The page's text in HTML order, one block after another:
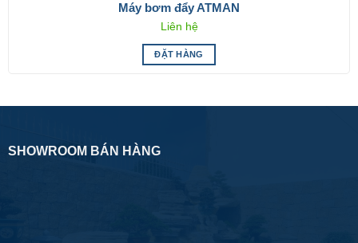
Máy bơm đẩy ATMAN
Liên hệ
ĐẶT HÀNG
SHOWROOM BÁN HÀNG